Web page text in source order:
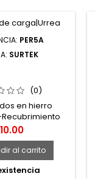
PER5A
SURTEK
ALEMÁN 3/8"
(0)
en hierro
resistente a la
Para trabajos
de acero
al carrito